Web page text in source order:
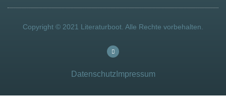
Copyright © 2021 Literaturboot. Alle Rechte vorbehalten.
Datenschutz Impressum